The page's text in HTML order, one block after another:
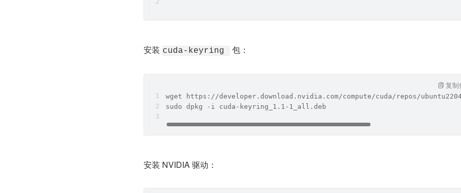
安装 cuda-keyring 包：
wget https://developer.download.nvidia.com/compute/cuda/repos/
sudo dpkg -i cuda-keyring_1.1-1_all.deb
复制
安装 NVIDIA 驱动：